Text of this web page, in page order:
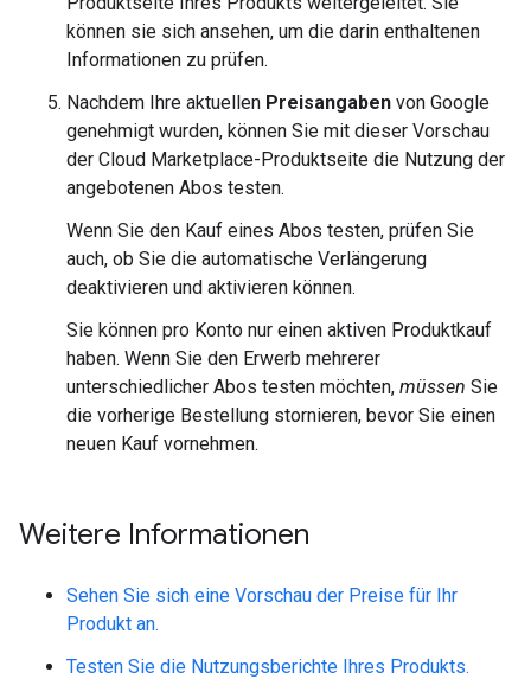
können sie sich ansehen, um die darin enthaltenen
Informationen zu prüfen.
Nachdem Ihre aktuellen Preisangaben von Google
genehmigt wurden, können Sie mit dieser Vorschau
der Cloud Marketplace-Produktseite die Nutzung der
angebotenen Abos testen.
Wenn Sie den Kauf eines Abos testen, prüfen Sie
auch, ob Sie die automatische Verlängerung
deaktivieren und aktivieren können.
Sie können pro Konto nur einen aktiven Produktkauf
haben. Wenn Sie den Erwerb mehrerer
unterschiedlicher Abos testen möchten, müssen Sie
die vorherige Bestellung stornieren, bevor Sie einen
neuen Kauf vornehmen.
Weitere Informationen
Sehen Sie sich eine Vorschau der Preise für Ihr
Produkt an.
Testen Sie die Nutzungsberichte Ihres Produkts.